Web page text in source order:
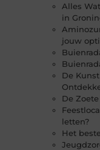
Alles
in
jouw
De
De
letten?
Het